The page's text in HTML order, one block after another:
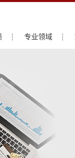
专业领域